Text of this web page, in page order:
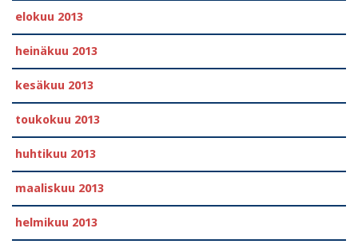
elokuu 2013
heinäkuu 2013
kesäkuu 2013
toukokuu 2013
huhtikuu 2013
maaliskuu 2013
helmikuu 2013